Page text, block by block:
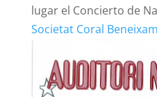
lugar el Concierto de
Societat Coral